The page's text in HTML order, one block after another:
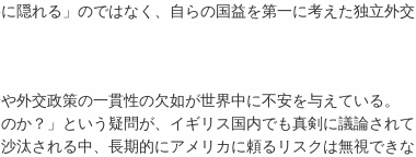
隠れる」のではなく、自らの国益を第一に考えた独立外交
外交政策の一貫性の欠如が世界中に不安を与えている。
か？」という疑問が、イギリス国内でも真剣に議論されて
汰される中、長期的にアメリカに頼るリスクは無視できな